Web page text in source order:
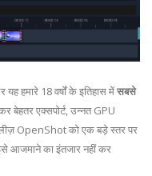
हमारे 18 वर्षों के इतिहास मेंसबसे
एक्सपोर्ट, उन्नत GPU
OpenShot को एक बड़े स्तर पर
आजमाने का इंतजार नहीं कर